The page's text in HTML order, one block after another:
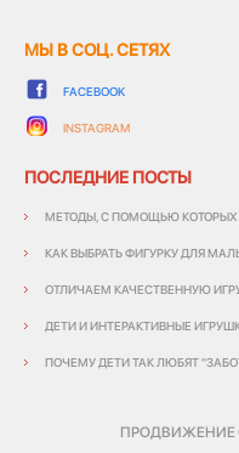
МЫ В СОЦ. СЕТЯХ
FACEBOOK
INSTAGRAM
ПОСЛЕДНИЕ ПОСТЫ
МЕТОДЫ, С ПОМОЩЬЮ КОТОРЫХ
КАК ВЫБРАТЬ ФИГУРКУ ДЛЯ
ОТЛИЧАЕМ КАЧЕСТВЕННУЮ
ДЕТИ И ИНТЕРАКТИВНЫЕ
ПОЧЕМУ ДЕТИ ТАК ЛЮБЯТ
ПРОДВИЖЕНИЕ